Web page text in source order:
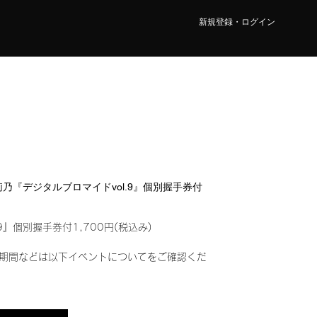
新規登録・ログイン
乃『デジタルブロマイドvol.9』個別握手券付
』個別握手券付1,700円(税込み)
間などは以下イベントについてをご確認くだ